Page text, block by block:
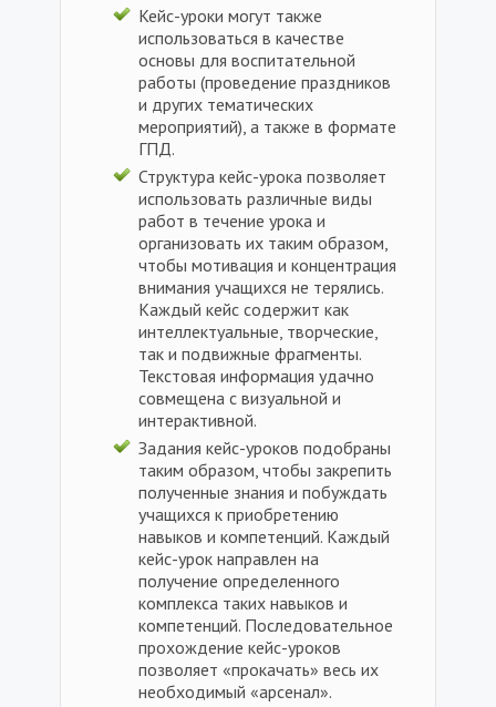
Кейс-уроки могут также
использоваться в качестве
основы для воспитательной
работы (проведение праздников
и других тематических
мероприятий), а также в формате
ГПД.
Структура кейс-урока позволяет
использовать различные виды
работ в течение урока и
организовать их таким образом,
чтобы мотивация и концентрация
внимания учащихся не терялись.
Каждый кейс содержит как
интеллектуальные, творческие,
так и подвижные фрагменты.
Текстовая информация удачно
совмещена с визуальной и
интерактивной.
Задания кейс-уроков подобраны
таким образом, чтобы закрепить
полученные знания и побуждать
учащихся к приобретению
навыков и компетенций. Каждый
кейс-урок направлен на
получение определенного
комплекса таких навыков и
компетенций. Последовательное
прохождение кейс-уроков
позволяет «прокачать» весь их
необходимый «арсенал».